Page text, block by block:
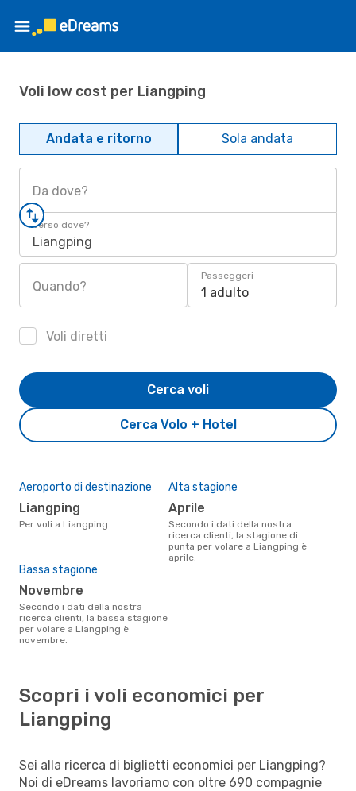
Voli low cost per Liangping
Andata e ritorno Sola andata
Da dove?
Verso dove?
Liangping
Quando?
Passeggeri
1 adulto
Voli diretti
Cerca Volo + Hotel
Cerca voli
Aeroporto di destinazione
Liangping
Per voli a Liangping
Alta stagione
aprile
Secondo i dati della nostra
ricerca clienti, la stagione di
punta per volare a Liangping è
aprile.
Bassa stagione
novembre
Secondo i dati della nostra
ricerca clienti, la bassa stagione
per volare a Liangping è
novembre.
Scopri i voli economici per
Liangping
Sei alla ricerca di biglietti economici per Liangping?
Noi di eDreams lavoriamo con oltre 690 compagnie